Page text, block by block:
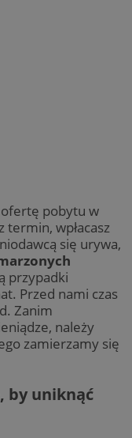
pobytu w
wpłacasz
się urywa,
przypadki
Przed nami czas
Zanim
należy
zamierzamy się
by uniknąć